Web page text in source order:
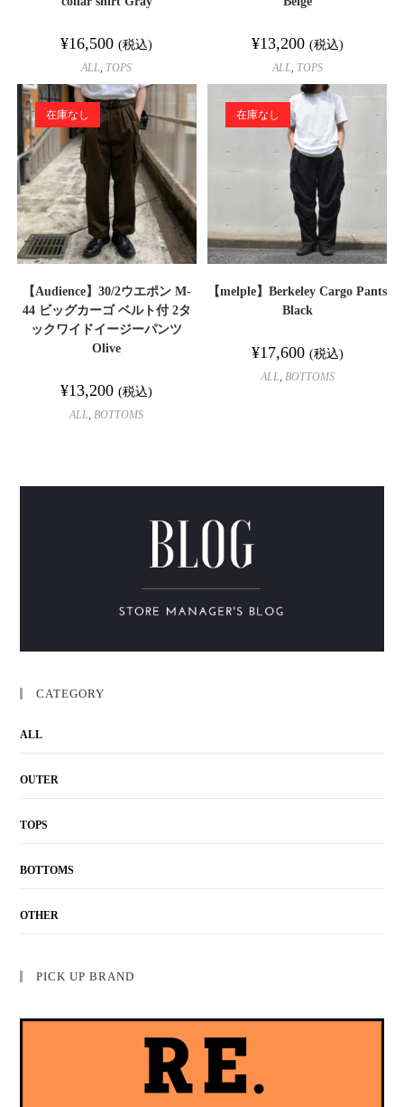
¥16,500 (税込)
ALL, TOPS
¥13,200 (税込)
ALL, TOPS
在庫なし
【Audience】30/2ウエポン M-
44 ビッグカーゴ ベルト付 2タ
ックワイドイージーパンツ
Olive
¥13,200 (税込)
ALL,BOTTOMS
在庫なし
【melple】Berkeley Cargo Pants
Black
¥17,600 (税込)
ALL, BOTTOMS
CATEGORY
ALL
OUTER
TOPS
BOTTOMS
OTHER
PICK UP BRAND